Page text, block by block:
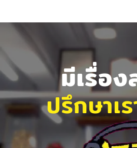
มีเรื่อ
ปรึกษาเ